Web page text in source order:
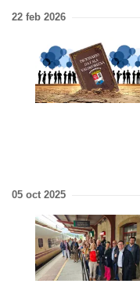
22 feb 2026
05 oct 2025